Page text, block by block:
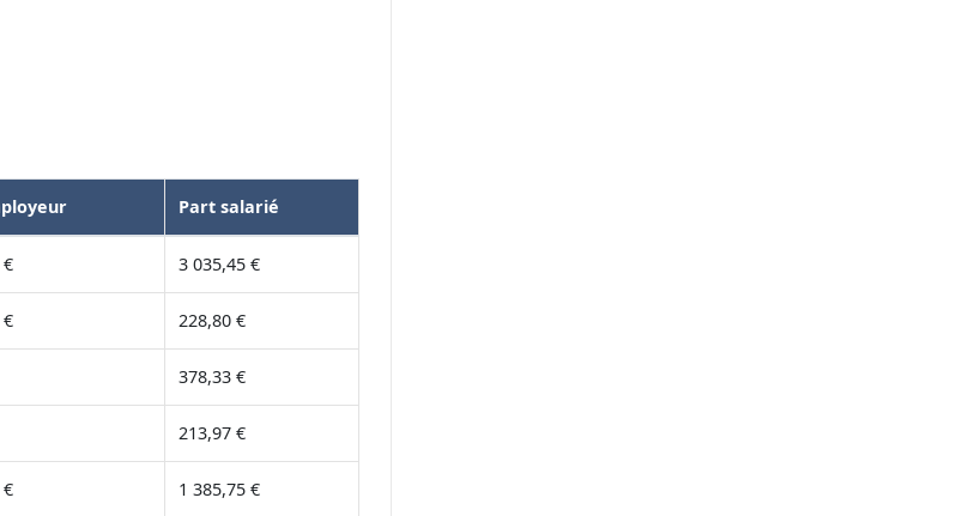
Part salarié
3 035,45 €
228,80 €
378,33 €
213,97 €
1 385,75 €